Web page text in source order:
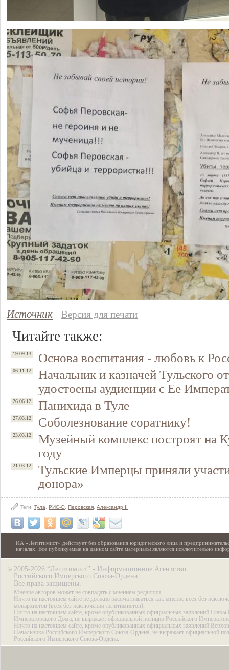
Источник Версия для печати
Читайте также:
19.09.13 Основа воспитания - любовь к
06.11.12
Начальник и казначей Тульского
удостоены аудиенции с Ее
26.06.12 Панихида в Туле
27.03.12 Соболезнование соратнику!
23.03.12
Музейный комплекс построят на
году
21.03.12
Тульские Имперцы приняли
донора»
Теги: Тула РИС-О Перовская Александр II
ИА «Легитимист» действует без образования юридического лица и
началах. Все публикуемые на данном сайте материалы являются исключительно
© 2005-2026 “Легитимист” - Информационное Агентство
Российского Имперского Союза-Ордена.
Все права защищены.
Мнение авторов может не совпадать с мнением редакции.
Ничто на настоящем сайте не должно рассматриваться как мнение всех без
монархистов (всех без исключения легитимистов).
Ничто на настоящем сайте, кроме опубликованных официальных заявлений Главы
Императорского Дома, не выражает официальной позиции Российского
Ничто на настоящем сайте, кроме опубликованных официальных заявлений
Начальника Российского Имперского Союза-Ордена, не выражает официальной
Российского Имперского Союза-Ордена.